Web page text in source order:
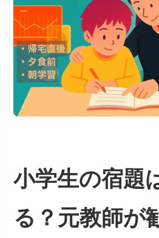
小学生の宿題
る？元教師が